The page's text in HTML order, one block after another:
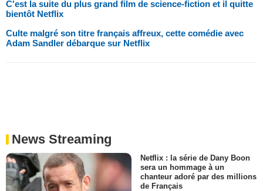
C'est la suite du plus grand film de science-fiction et il quitte
bientôt Netflix
Culte malgré son titre français affreux, cette comédie avec
Adam Sandler débarque sur Netflix
News Streaming
Netflix : la série de Dany Boon
sera un hommage à un
chanteur adoré par des millions
de Français